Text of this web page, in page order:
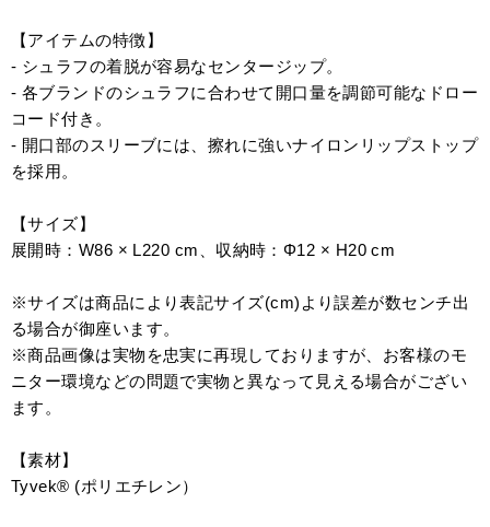
【アイテムの特徴】
- シュラフの着脱が容易なセンタージップ。
- 各ブランドのシュラフに合わせて開口量を調節可能なドロー
コード付き。
- 開口部のスリーブには、擦れに強いナイロンリップストップ
を採用。
【サイズ】
展開時：W86 × L220 cm、収納時：Φ12 × H20 cm
※サイズは商品により表記サイズ(cm)より誤差が数センチ出
る場合が御座います。
※商品画像は実物を忠実に再現しておりますが、お客様のモ
ニター環境などの問題で実物と異なって見える場合がござい
ます。
【素材】
Tyvek®︎ (ポリエチレン）